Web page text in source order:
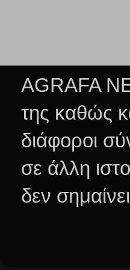
AGRAFA
της καθώς
διάφοροι
σε άλλη
δεν